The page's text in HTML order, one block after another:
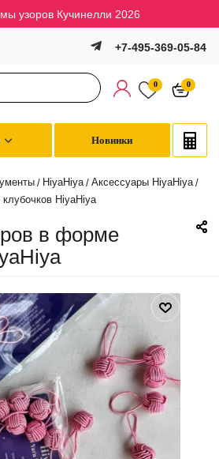
узоров Кучинелли 2026
+7-495-369-05-84
0 0
Новинки
/ HiyaHiya / Аксессуары HiyaHiya /
HiyaHiya
в форме